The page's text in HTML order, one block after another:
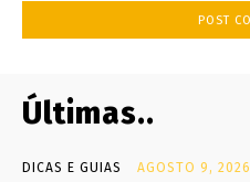
Últimas..
DICAS E GUIAS AGOSTO 9, 2026